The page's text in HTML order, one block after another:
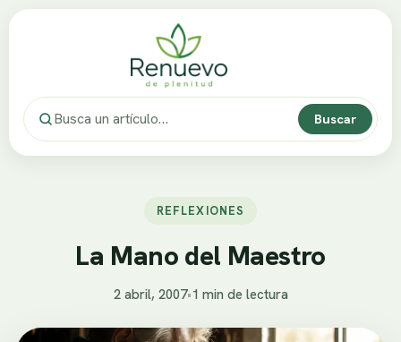
Buscar
REFLEXIONES
La Mano del Maestro
2 abril, 2007•1 min de lectura